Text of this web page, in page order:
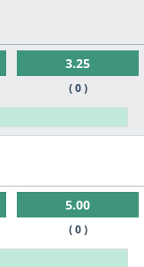
3.25
( 0 )
5.00
( 0 )